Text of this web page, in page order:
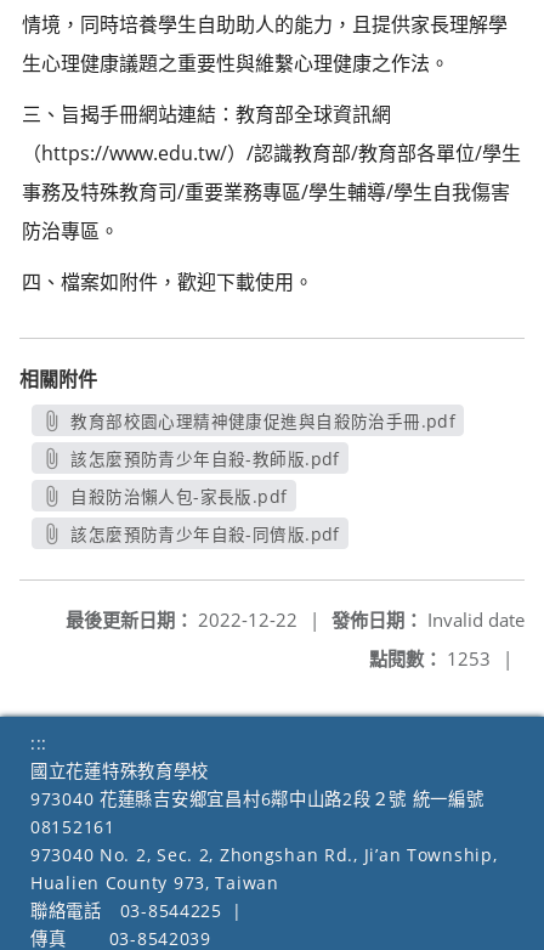
情境，同時培養學生自助助人的能力，且提供家長理解學
生心理健康議題之重要性與維繫心理健康之作法。
三、旨揭手冊網站連結：教育部全球資訊網
（https://www.edu.tw/）/認識教育部/教育部各單位/學生
事務及特殊教育司/重要業務專區/學生輔導/學生自我傷害
防治專區。
四、檔案如附件，歡迎下載使用。
相關附件
教育部校園心理精神健康促進與自殺防治手冊.pdf
另開新視窗
該怎麼預防青少年自殺-教師版.pdf
另開新視窗
自殺防治懶人包-家長版.pdf
另開新視窗
該怎麼預防青少年自殺-同儕版.pdf
發佈日期： Invalid date
最後更新日期： 2022-12-22
|
點閱數： 1253 |
:::
國立花蓮特殊教育學校
973040 花蓮縣吉安鄉宜昌村6鄰中山路2段２號 統一編號
08152161
973040 No. 2, Sec. 2, Zhongshan Rd., Ji’an Township,
Hualien County 973, Taiwan
聯絡電話
03-8544225
|
傳真
03-8542039